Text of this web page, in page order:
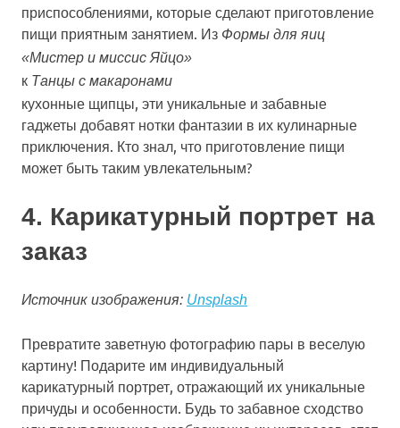
приспособлениями, которые сделают приготовление
пищи приятным занятием. Из Формы для яиц
«Мистер и миссис Яйцо»
к Танцы с макаронами
кухонные щипцы, эти уникальные и забавные
гаджеты добавят нотки фантазии в их кулинарные
приключения. Кто знал, что приготовление пищи
может быть таким увлекательным?
4. Карикатурный портрет на
заказ
Источник изображения: Unsplash
Превратите заветную фотографию пары в веселую
картину! Подарите им индивидуальный
карикатурный портрет, отражающий их уникальные
причуды и особенности. Будь то забавное сходство